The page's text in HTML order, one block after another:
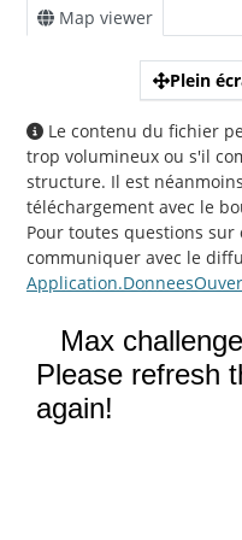
Map viewer
Plein
Le contenu du fichier
trop volumineux ou s'il
structure. Il est
téléchargement avec le
Pour toutes questions sur
communiquer avec le